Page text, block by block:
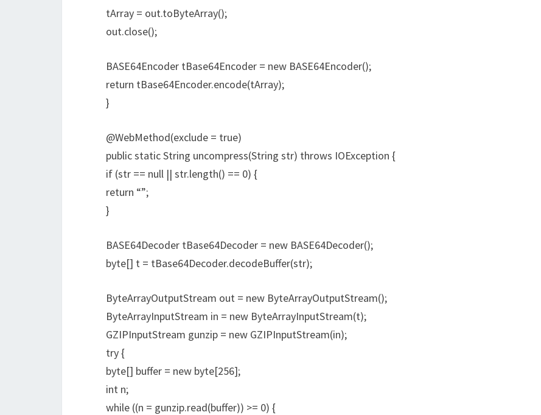
tArray = out.toByteArray();
out.close();
BASE64Encoder tBase64Encoder = new BASE64Encoder();
return tBase64Encoder.encode(tArray);
}
@WebMethod(exclude = true)
public static String uncompress(String str) throws IOException {
if (str == null || str.length() == 0) {
return “”;
}
BASE64Decoder tBase64Decoder = new BASE64Decoder();
byte[] t = tBase64Decoder.decodeBuffer(str);
ByteArrayOutputStream out = new ByteArrayOutputStream();
ByteArrayInputStream in = new ByteArrayInputStream(t);
GZIPInputStream gunzip = new GZIPInputStream(in);
try {
byte[] buffer = new byte[256];
int n;
while ((n = gunzip.read(buffer)) >= 0) {